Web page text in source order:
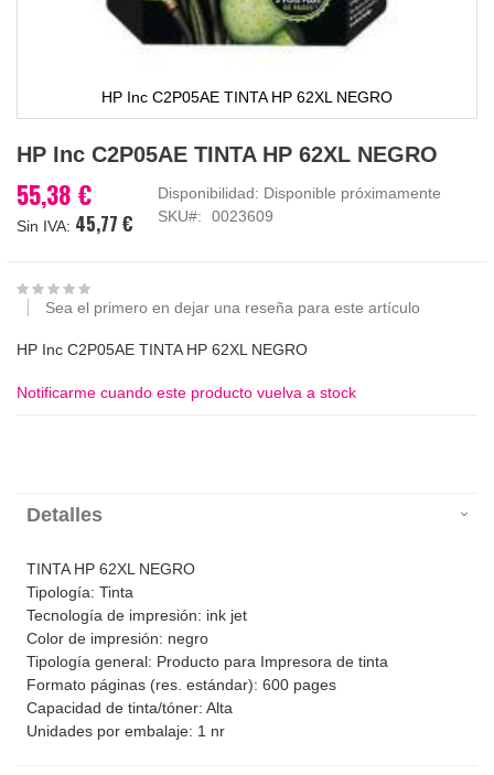
HP Inc C2P05AE TINTA HP 62XL NEGRO
al
de
la
imágenes
HP Inc C2P05AE TINTA HP 62XL NEGRO
55,38 €
45,77 €
Disponibilidad: Disponible próximamente
SKU
0023609
Sea el primero en dejar una reseña para este artículo
HP Inc C2P05AE TINTA HP 62XL NEGRO
Notificarme cuando este producto vuelva a stock
Detalles
TINTA HP 62XL NEGRO
Tipología: Tinta
Tecnología de impresión: ink jet
Color de impresión: negro
Tipología general: Producto para Impresora de tinta
Formato páginas (res. estándar): 600 pages
Capacidad de tinta/tóner: Alta
Unidades por embalaje: 1 nr